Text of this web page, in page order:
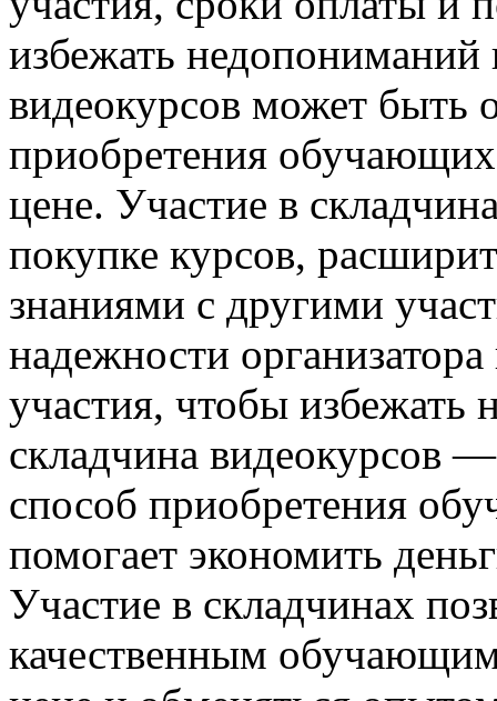
избежать
видеокурсов может быть
приобретения
цене. Участие в
покупке курсов,
знаниями с другими
надежности
участия, чтобы избежать
складчина видеокурсов
способ приобретения
помогает экономить
Участие в складчинах
качественным